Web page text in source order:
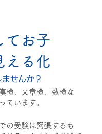
てお子
える化
せんか？
検、文章検、数検な
ています。
の受験は緊張するも